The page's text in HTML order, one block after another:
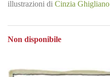
illustrazioni di Cinzia Ghigliano
Non disponibile